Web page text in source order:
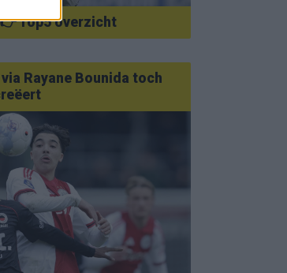
👉 Top5 overzicht
via Rayane Bounida toch